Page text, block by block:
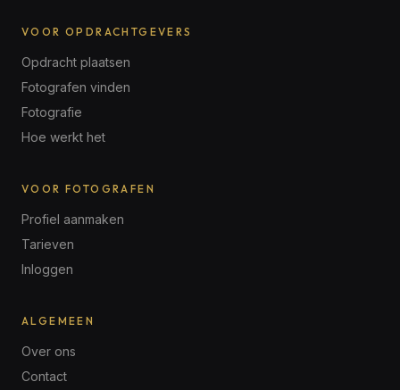
VOOR OPDRACHTGEVERS
Opdracht plaatsen
Fotografen vinden
Fotografie
Hoe werkt het
VOOR FOTOGRAFEN
Profiel aanmaken
Tarieven
Inloggen
ALGEMEEN
Over ons
Contact